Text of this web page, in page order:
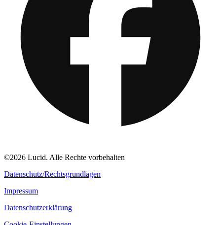
©2026 Lucid. Alle Rechte vorbehalten
Datenschutz/Rechtsgrundlagen
Impressum
Datenschutzerklärung